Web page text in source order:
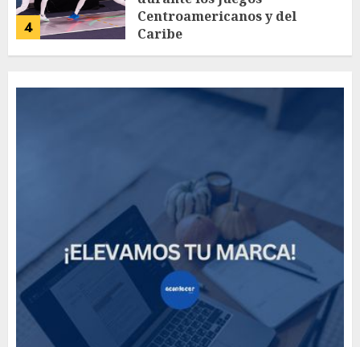
4
Centroamericanos y del
Caribe
AGOSTO 4, 2026 56